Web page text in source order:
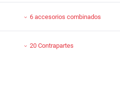
6 accesorios combinados
20 Contrapartes